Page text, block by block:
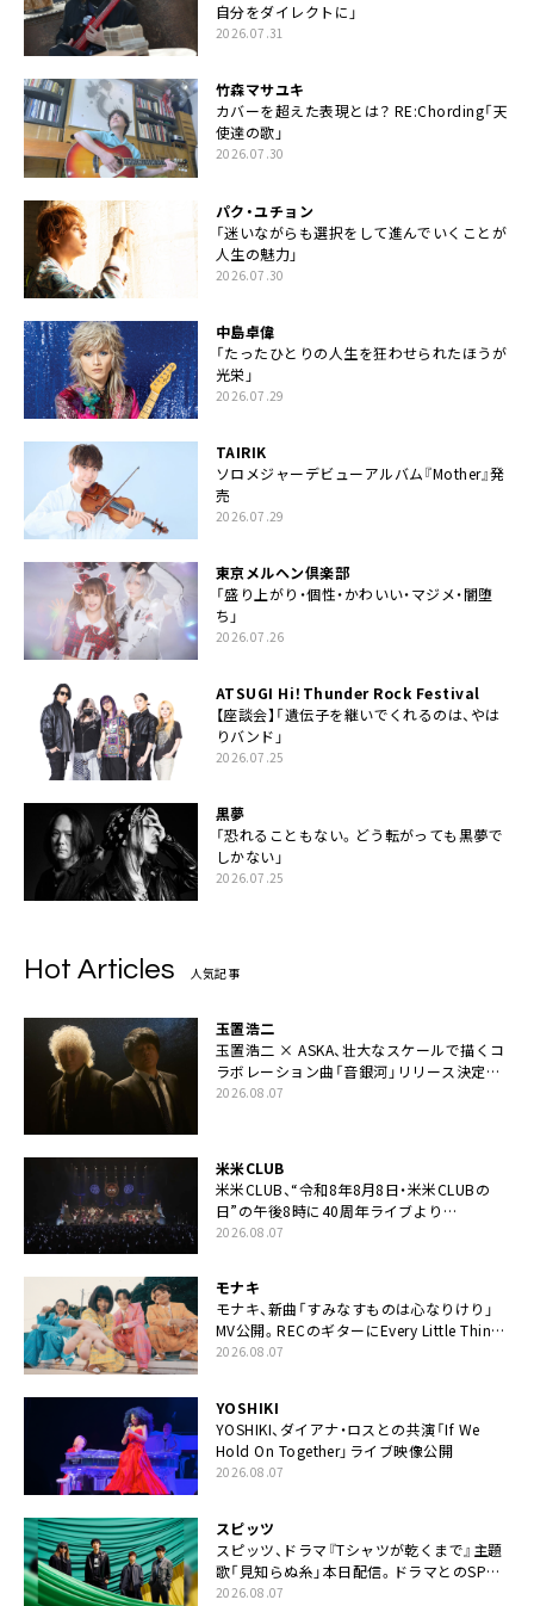
自分をダイレクトに」
2026.07.31
竹森マサユキ
カバーを超えた表現とは？ RE:Chording「天
使達の歌」
2026.07.30
パク・ユチョン
「迷いながらも選択をして進んでいくことが
人生の魅力」
2026.07.30
中島卓偉
「たったひとりの人生を狂わせられたほうが
光栄」
2026.07.29
TAIRIK
ソロメジャーデビューアルバム『Mother』発
売
2026.07.29
東京メルヘン倶楽部
「盛り上がり・個性・かわいい・マジメ・闇堕
ち」
2026.07.26
ATSUGI Hi！Thunder Rock Festival
【座談会】「遺伝子を継いでくれるのは、やは
りバンド」
2026.07.25
黒夢
「恐れることもない。どう転がっても黒夢で
しかない」
2026.07.25
Hot Articles 人気記事
玉置浩二
玉置浩二 × ASKA、壮大なスケールで描くコ
ラボレーション曲「音銀河」リリース決定。
カップリングには新曲「命の宿り」収録も
2026.08.07
米米CLUB
米米CLUB、“令和8年8月8日・米米CLUBの
日”の午後8時に40周年ライブより
「FANtachy medley」を88年限定公開
2026.08.07
モナキ
モナキ、新曲「すみなすものは心なりけり」
MV公開。RECのギターにEvery Little Thing・
伊藤一朗参加も
2026.08.07
YOSHIKI
YOSHIKI、ダイアナ・ロスとの共演「If We
Hold On Together」ライブ映像公開
2026.08.07
スピッツ
スピッツ、ドラマ『Tシャツが乾くまで』主題
歌「見知らぬ糸」本日配信。ドラマとのSPコ
ラボムービー公開も
2026.08.07